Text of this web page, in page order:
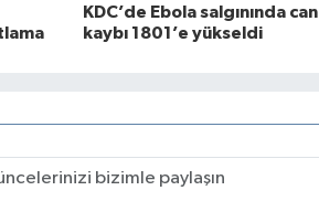
KDC’de Ebola salgınında can
kaybı 1801’e yükseldi